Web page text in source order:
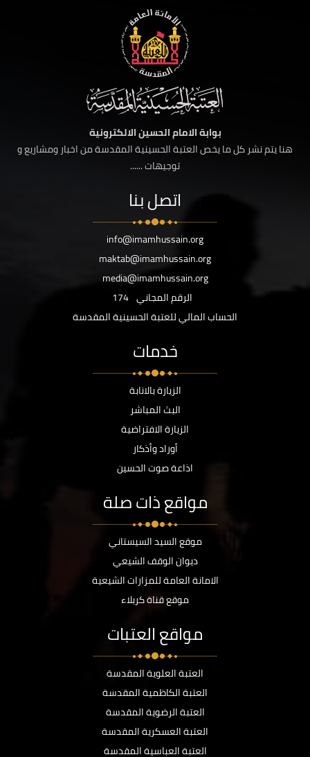
بوابة الامام الحسين الالكترونية
هنا يتم نشر كل ما يخص العتبة الحسينية المقدسة من اخبار ومشاريع و
توجيهات ......
اتصل بنا
info@imamhussain.org
maktab@imamhussain.org
media@imamhussain.org
الرقم المجاني 174
الحساب المالي للعتبة الحسينية المقدسة
خدمات
الزيارة بالانابة
البث المباشر
الزيارة الافتراضية
أوراد وأذكار
اذاعة صوت الحسين
مواقع ذات صلة
موقع السيد السيستاني
ديوان الوقف الشيعي
الامانة العامة للمزارات الشيعية
موقع قناة كربلاء
مواقع العتبات
العتبة العلوية المقدسة
العتبة الكاظمية المقدسة
العتبة الرضوية المقدسة
العتبة العسكرية المقدسة
العتبة العباسية المقدسة